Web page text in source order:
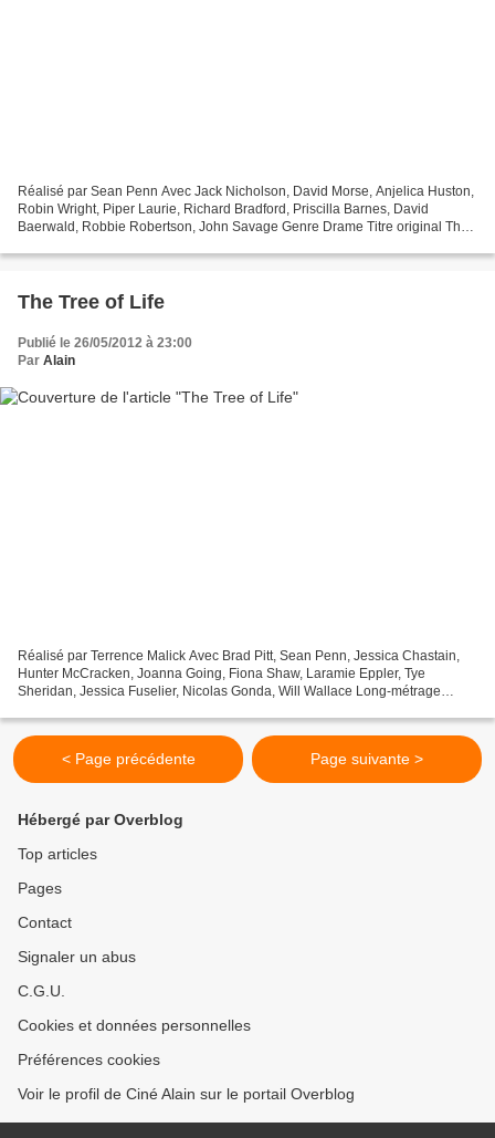
Réalisé par Sean Penn Avec Jack Nicholson, David Morse, Anjelica Huston,
Robin Wright, Piper Laurie, Richard Bradford, Priscilla Barnes, David
Baerwald, Robbie Robertson, John Savage Genre Drame Titre original The
The Tree of Life
Publié le 26/05/2012 à 23:00
Par Alain
Réalisé par Terrence Malick Avec Brad Pitt, Sean Penn, Jessica Chastain,
Hunter McCracken, Joanna Going, Fiona Shaw, Laramie Eppler, Tye
Sheridan, Jessica Fuselier, Nicolas Gonda, Will Wallace Long-métrage
< Page précédente Page suivante >
Hébergé par Overblog
Top articles
Pages
Contact
Signaler un abus
C.G.U.
Cookies et données personnelles
Préférences cookies
Voir le profil de Ciné Alain sur le portail Overblog